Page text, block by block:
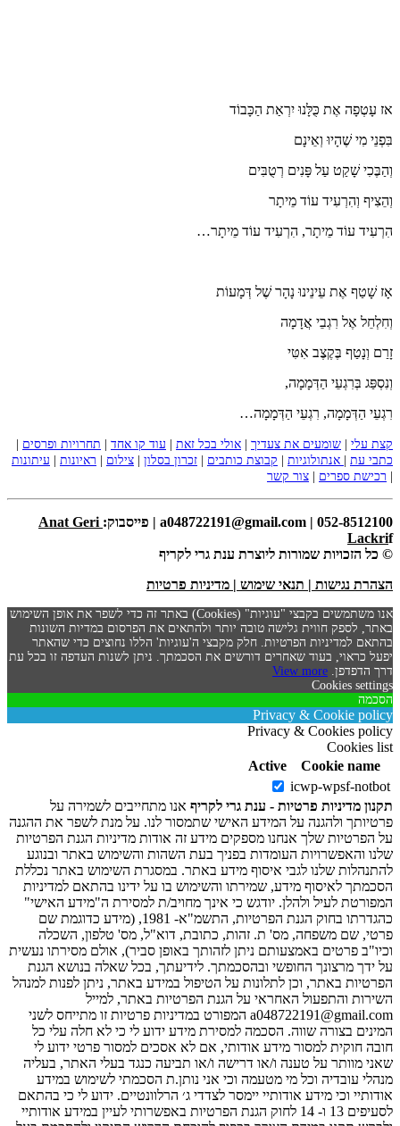
אז עָטְפָה אֶת כֻּלָּנוּ יִרְאַת הַכָּבוֹד
בִּפְנֵי מִי שֶׁהָיוּ וְאֵינָם
וְהַבֶּכִי שָׁקַט עַל פָּנִים רְטֻבִּים
וְהֵצִיף וְהִרְעִיד עוֹד מֵיתָר
הִרְעִיד עוֹד מֵיתָר, הִרְעִיד עוֹד מֵיתָר…
אָז שָׁטַף אֶת עֵינֵינוּ נָהָר שֶׁל דְּמָעוֹת
וְחִלְחֵל אֶל רִגְבֵי אֲדָמָה
זָרַם וְנָטַף בֶּקֶצֶב אִטִּי
וְנִסְפַּג בְּרִגְעֵי הַדְּמָמָה,
רִגְעֵי הַדְּמָמָה, רִגְעֵי הַדְּמָמָה…
קצת עלי שומעים את צעדיך אולי בכל זאת עוד קו אחד תחרויות ופרסים
כתבי עת
אנתולוגיות קבוצת כותבים זכרון בסלון צילום ראיונות
עיתונות
רכישת ספרים צור קשר
052-8512100 | a048722191@gmail.com | פייסבוק:
Anat Geri
Lackrif
© כל הזכויות שמורות ליוצרת ענת גרי לקריף
הצהרת נגישות | תנאי שימוש | מדיניות פרטיות
אנו משתמשים בקבצי "עוגיות" (Cookies) באתר זה כדי לשפר את אופן השימוש
באתר, לספק חווית גלישה טובה יותר ולהתאים את הפרסום במדיות השונות
בהתאם למדיניות הפרטיות. חלק מקבצי ה'עוגיות' הללו נחוצים כדי שהאתר
יפעל כראוי, בעוד שאחרים דורשים את הסכמתך. ניתן לשנות העדפה זו בכל עת
דרך הדפדפן. View more
Cookies settings
הסכמה
Privacy & Cookie policy
Privacy & Cookies policy
Cookies list
Cookie name
Active
icwp-wpsf-notbot
תקנון מדיניות פרטיות - ענת גרי לקריף אנו מתחייבים לשמירה על
פרטיותך ולהגנה על המידע האישי שתמסור לנו. על מנת לשפר את ההגנה
על הפרטיות שלך אנחנו מספקים מידע זה אודות מדיניות הגנת הפרטיות
שלנו והאפשרויות העומדות בפניך בעת השהות והשימוש באתר ובנוגע
להתנהלות שלנו לגבי איסוף מידע באתר. במסגרת השימוש באתר נכללת
הסכמתך לאיסוף מידע, שמירתו והשימוש בו על ידינו בהתאם למדיניות
המפורטת לעיל ולהלן. יודגש כי אינך מחויב/ת למסירת ה"מידע האישי"
כהגדרתו בחוק הגנת הפרטיות, התשמ"א- 1981, (מידע כדוגמת שם
פרטי, שם משפחה, מס' ת. זהות, כתובת, דוא"ל, מס' טלפון, השכלה
וכיו"ב פרטים באמצעותם ניתן לזהותך באופן סביר), אולם מסירתו נעשית
על ידך מרצונך החופשי ובהסכמתך. לידיעתך, בכל שאלה בנושא הגנת
הפרטיות באתר, וכן לתלונות על הטיפול במידע באתר, ניתן לפנות למנהל
השירות והתפעול האחראי על הגנת הפרטיות באתר, למייל
a048722191@gmail.com המפורט במדיניות פרטיות זו מתייחס לשני
המינים בצורה שווה. הסכמה למסירת מידע ידוע לי כי לא חלה עלי כל
חובה חוקית למסור מידע אודותי, אם לא אסכים למסור פרטי ידוע לי
שאני מוותר על טענה ו/או דרישה ו/או תביעה כנגד בעלי האתר, בעליה
מנהלי עובדיה וכל מי מטעמה וכי אני נותן.ת הסכמתי לשימוש במידע
אודותיי וכי מידע אודותיי יימסר לצדדי ג׳ הרלוונטיים. ידוע לי כי בהתאם
לסעיפים 13 ו- 14 לחוק הגנת הפרטיות באפשרותי לעיין במידע אודותיי